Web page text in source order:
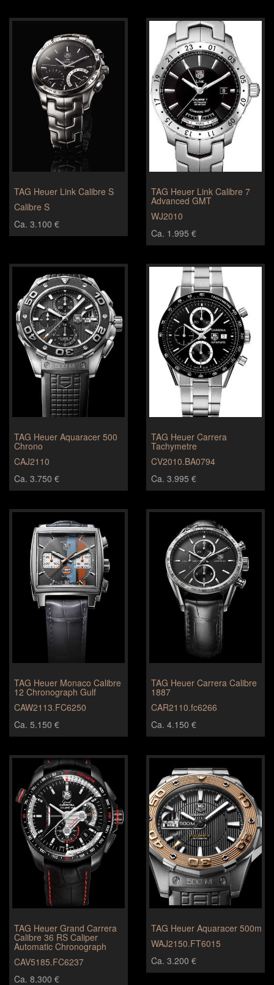
TAG Heuer Link Calibre S
Calibre S
Ca. 3.100 €
TAG Heuer Link Calibre 7
Advanced GMT
WJ2010
Ca. 1.995 €
TAG Heuer Aquaracer 500
Chrono
CAJ2110
Ca. 3.750 €
TAG Heuer Carrera
Tachymetre
CV2010.BA0794
Ca. 3.995 €
TAG Heuer Monaco Calibre
12 Chronograph Gulf
CAW2113.FC6250
Ca. 5.150 €
TAG Heuer Carrera Calibre
1887
CAR2110.fc6266
Ca. 4.150 €
TAG Heuer Grand Carrera
Calibre 36 RS Caliper
Automatic Chronograph
CAV5185.FC6237
Ca. 8.300 €
TAG Heuer Aquaracer 500m
WAJ2150.FT6015
Ca. 3.200 €